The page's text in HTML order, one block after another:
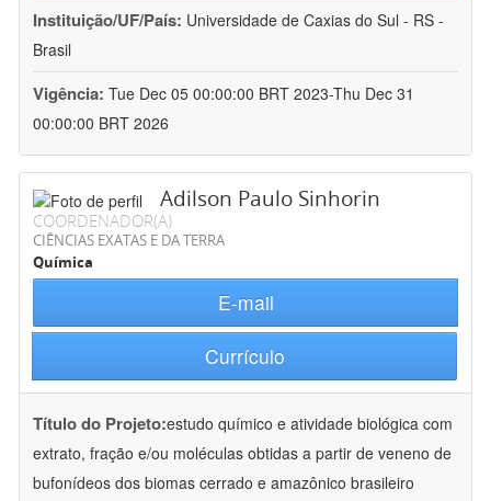
Instituição/UF/País: Universidade de Caxias do Sul - RS -
Brasil
Vigência: Tue Dec 05 00:00:00 BRT 2023-Thu Dec 31
00:00:00 BRT 2026
Adilson Paulo Sinhorin
COORDENADOR(A)
CIÊNCIAS EXATAS E DA TERRA
Química
E-mail
Currículo
Título do Projeto:estudo químico e atividade biológica com
extrato, fração e/ou moléculas obtidas a partir de veneno de
bufonídeos dos biomas cerrado e amazônico brasileiro